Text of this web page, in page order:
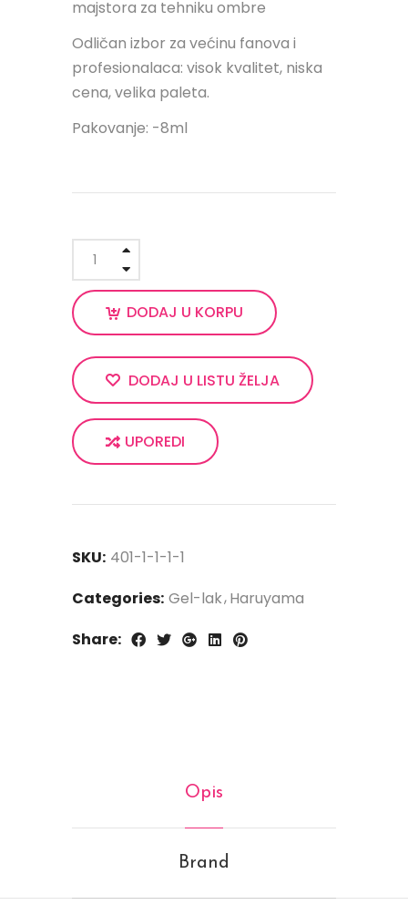
majstora za tehniku ombre
Odličan izbor za većinu fanova i
profesionalaca: visok kvalitet, niska
cena, velika paleta.
Pakovanje: -8ml
DODAJ U KORPU
DODAJ U LISTU ŽELJA
UPOREDI
SKU: 401-1-1-1-1
Categories: Gel-lak Haruyama
Share:
Opis
Brand